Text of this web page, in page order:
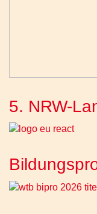
5. NRW-